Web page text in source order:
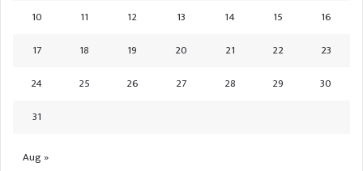
10
11 12 13 14 15
16
17
18 19 20 21 22
23
24
25 26 27 28 29
30
31
Aug »